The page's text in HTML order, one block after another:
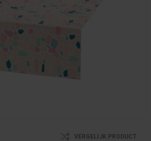
VERGELIJK PRODUCT